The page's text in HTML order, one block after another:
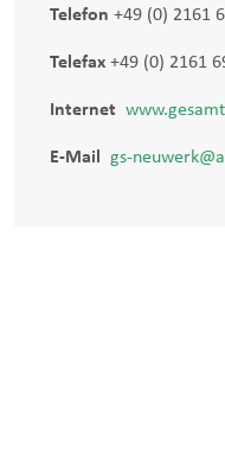
Telefon +49 (0) 2161
Telefax +49 (0) 2161
Internet
E-Mail gs-